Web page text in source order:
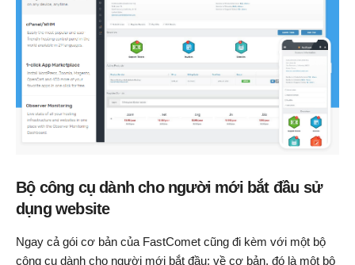
Bộ công cụ dành cho người mới bắt đầu sử
dụng website
Ngay cả gói cơ bản của FastComet cũng đi kèm với một bộ
công cụ dành cho người mới bắt đầu: về cơ bản, đó là một bộ